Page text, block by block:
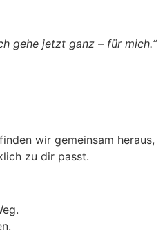
gehe jetzt ganz – für mich.“
finden wir gemeinsam heraus,
zu dir passt.